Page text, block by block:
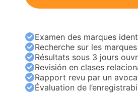
Examen des marques
Recherche sur les
Résultats sous 3 jours
Revisión en clases
Rapport revu par un
Évaluation de